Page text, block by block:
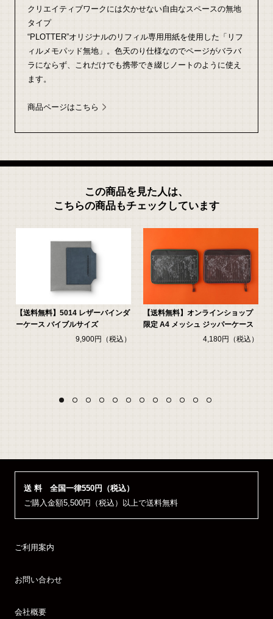
クリエイティブワークには欠かせない自由なスペースの無地
タイプ
“PLOTTER”オリジナルのリフィル専用用紙を使用した「リフ
ィルメモパッド無地」。色天のり仕様なのでページがバラバ
ラにならず、これだけでも携帯でき綴じノートのように使え
ます。
商品ページはこちら
この商品を見た人は、
こちらの商品もチェックしています
【送料無料】5014 レザーバインダ
ーケース バイブルサイズ
9,900円（税込）
【送料無料】オンラインショップ
限定 A4 メッシュ ジッパーケース
4,180円（税込）
送 料 全国一律550円（税込）
ご購入金額5,500円（税込）以上で送料無料
ご利用案内
お問い合わせ
会社概要